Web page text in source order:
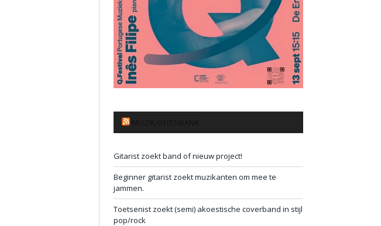
Gitarist zoekt band of nieuw project!
Beginner gitarist zoekt muzikanten om mee te
jammen.
Toetsenist zoekt (semi) akoestische coverband in stijl
pop/rock